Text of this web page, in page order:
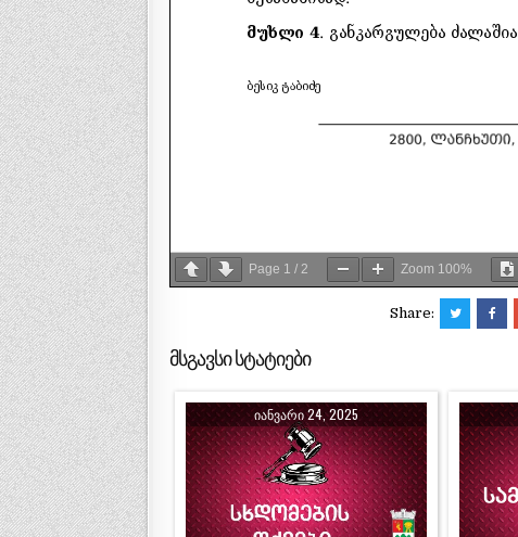
Page 1 / 2 Zoom 100%
Share:
მსგავსი სტატიები
ᲘᲐᲜᲕᲐᲠᲘ 24, 2025